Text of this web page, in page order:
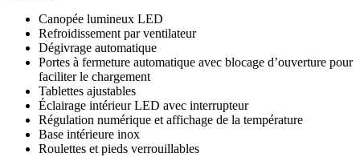
Canopée lumineux LED
Refroidissement par ventilateur
Dégivrage automatique
Portes à fermeture automatique avec blocage d’ouverture pour
faciliter le chargement
Tablettes ajustables
Éclairage intérieur LED avec interrupteur
Régulation numérique et affichage de la température
Base intérieure inox
Roulettes et pieds verrouillables